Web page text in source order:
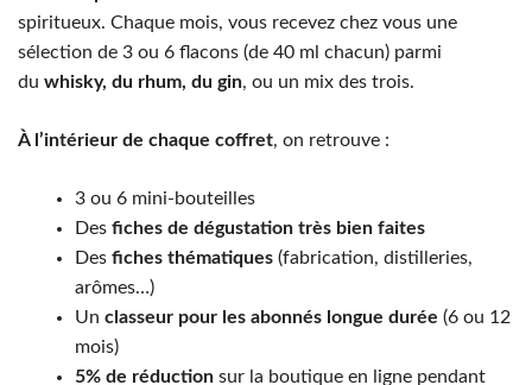
spiritueux. Chaque mois, vous recevez chez vous une
sélection de 3 ou 6 flacons (de 40 ml chacun) parmi
du whisky, du rhum, du gin, ou un mix des trois.
À l’intérieur de chaque coffret, on retrouve :
3 ou 6 mini-bouteilles
Des fiches de dégustation très bien faites
Des fiches thématiques (fabrication, distilleries,
arômes…)
Un classeur pour les abonnés longue durée (6 ou 12
mois)
5% de réduction sur la boutique en ligne pendant